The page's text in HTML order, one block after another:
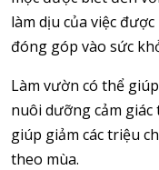
làm dịu của việc
đóng góp vào sức
Làm vườn có thể
nuôi dưỡng cảm
giúp giảm các triệu
theo mùa.